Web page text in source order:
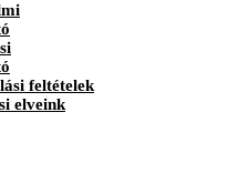
feltételek
elveink